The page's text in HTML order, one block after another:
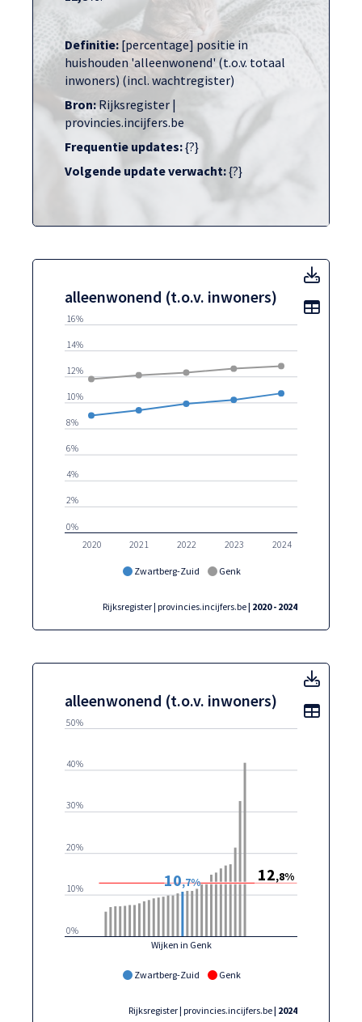
Definitie: [percentage] positie in
huishouden 'alleenwonend' (t.o.v. totaal
inwoners) (incl. wachtregister)
Bron:Rijksregister |
provincies.incijfers.be
Frequentie updates:{?}
Volgende update verwacht:{?}
alleenwonend (t.o.v. inwoners)
Zwartberg-Zuid Genk
2020 2021 2022 2023 2024
0%
2%
4%
6%
8%
10%
12%
14%
16%
Rijksregister | provincies.incijfers.be| 2020 - 2024
Toon
alleenwonend (t.o.v. inwoners)
Zwartberg-Zuid Genk
Wijken in Genk
0%
10%
20%
30%
40%
50%
10,7% 12,8%
Rijksregister | provincies.incijfers.be| 2024
Toon